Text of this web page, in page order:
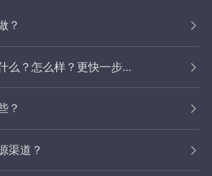
？
京东图文快印店是什么？怎么样？更快一步拓宽业务，抢占市场
？
渠道？